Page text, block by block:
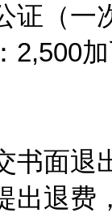
（一
加
面退
出退费